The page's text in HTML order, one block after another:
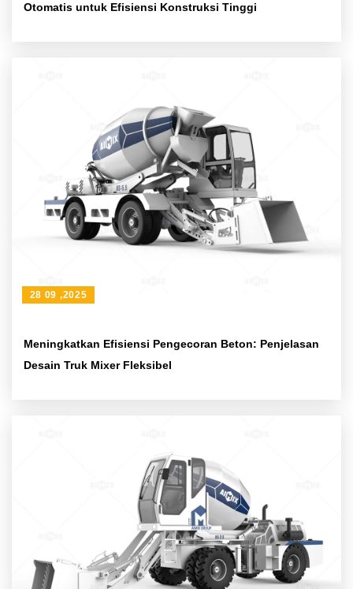
Otomatis untuk Efisiensi Konstruksi Tinggi
Meningkatkan Efisiensi Pengecoran Beton: Penjelasan
Desain Truk Mixer Fleksibel
28 09 ,2025